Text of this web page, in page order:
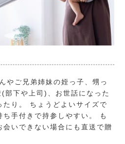
やご兄弟姉妹の姪っ子、甥っ
部下や上司)、お世話になった
たり。 ちょうどよいサイズで
手付きで持参しやすい。 も
会いできない場合にも直送で贈